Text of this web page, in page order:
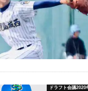
ドラフト会議2020